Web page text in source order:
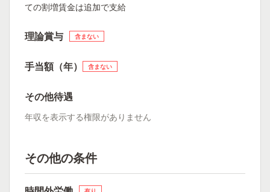
ての割増賃金は追加で支給
理論賞与 含まない
手当額（年） 含まない
その他待遇
年収を表示する権限がありません
その他の条件